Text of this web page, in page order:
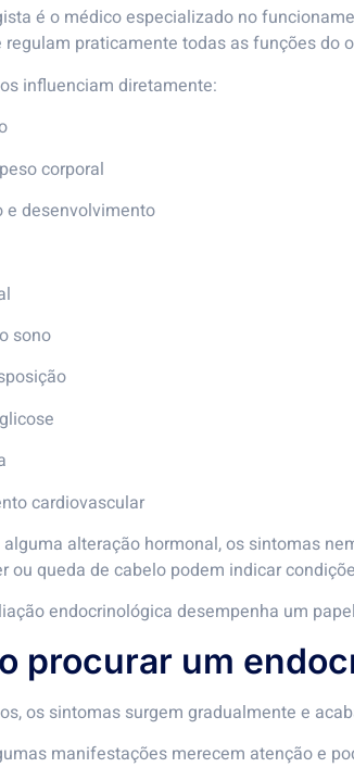
é o médico especializado no
regulam praticamente todas as funções do
influenciam diretamente:
corporal
e desenvolvimento
sono
cardiovascular
alguma alteração hormonal, os sintomas
ou queda de cabelo podem indicar
endocrinológica desempenha um
procurar um
os sintomas surgem gradualmente e
manifestações merecem atenção e